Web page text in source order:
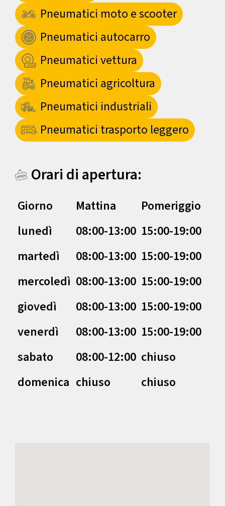
Pneumatici moto e scooter
Pneumatici autocarro
Pneumatici vettura
Pneumatici agricoltura
Pneumatici industriali
Pneumatici trasporto leggero
Orari di apertura:
Giorno Mattina
Pomeriggio
lunedì
08:00-13:00 15:00-19:00
martedì
08:00-13:00 15:00-19:00
mercoledì 08:00-13:00 15:00-19:00
giovedì
08:00-13:00 15:00-19:00
venerdì
08:00-13:00 15:00-19:00
sabato
08:00-12:00 chiuso
domenica chiuso chiuso